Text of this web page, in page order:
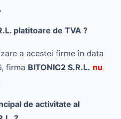
platitoare de TVA ?
a acestei firme în data
firma BITONIC2 S.R.L. nu
de activitate al